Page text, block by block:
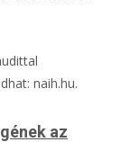
naih.hu.
az